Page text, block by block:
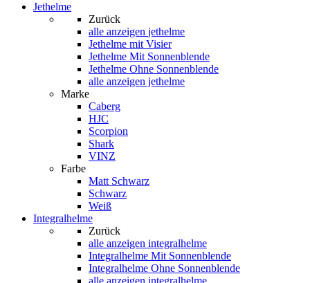
Jethelme
Zurück
alle anzeigen jethelme
Jethelme mit Visier
Jethelme Mit Sonnenblende
Jethelme Ohne Sonnenblende
alle anzeigen jethelme
Marke
Caberg
HJC
Scorpion
Shark
VINZ
Farbe
Matt Schwarz
Schwarz
Weiß
Integralhelme
Zurück
alle anzeigen integralhelme
Integralhelme Mit Sonnenblende
Integralhelme Ohne Sonnenblende
alle anzeigen integralhelme